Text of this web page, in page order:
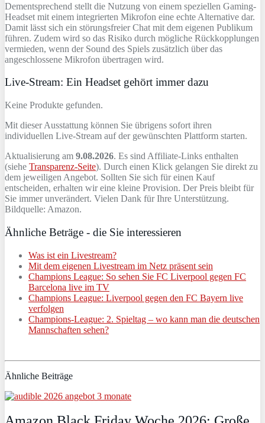
Dementsprechend stellt die Nutzung von einem speziellen Gaming-
Headset mit einem integrierten Mikrofon eine echte Alternative dar.
Damit lässt sich ein störungsfreier Chat mit dem eigenen Publikum
führen. Zudem wird so das Risiko durch mögliche Rückkopplungen
vermieden, wenn der Sound des Spiels zusätzlich über das
angeschlossene Mikrofon übertragen wird.
Live-Stream: Ein Headset gehört immer dazu
Keine Produkte gefunden.
Mit dieser Ausstattung können Sie übrigens sofort ihren
individuellen Live-Stream auf der gewünschten Plattform starten.
Aktualisierung am 9.08.2026. Es sind Affiliate-Links enthalten
(siehe Transparenz-Seite). Durch einen Klick gelangen Sie direkt zu
dem jeweiligen Angebot. Sollten Sie sich für einen Kauf
entscheiden, erhalten wir eine kleine Provision. Der Preis bleibt für
Sie immer unverändert. Vielen Dank für Ihre Unterstützung.
Bildquelle: Amazon.
Ähnliche Beträge - die Sie interessieren
Was ist ein Livestream?
Mit dem eigenen Livestream im Netz präsent sein
Champions League: So sehen Sie FC Liverpool gegen FC
Barcelona live im TV
Champions League: Liverpool gegen den FC Bayern live
verfolgen
Champions-League: 2. Spieltag – wo kann man die deutschen
Mannschaften sehen?
Ähnliche Beiträge